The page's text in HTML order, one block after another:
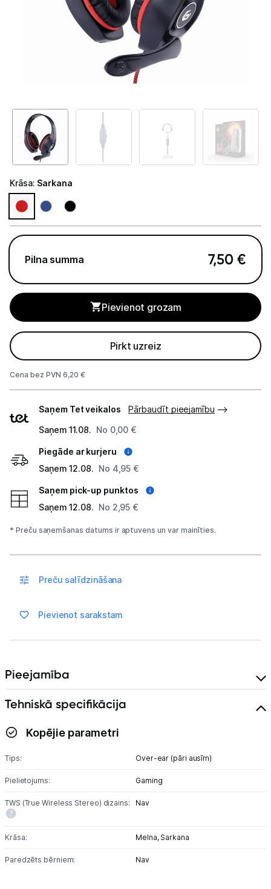
TV iekārtas
Spēļu konsoles
Soundbars
Akustiskās sistēmas
Austiņas
Skaļruņi
Bezvadu skaļruņi
Studijas skaņas aprīkojums
Datortehnika
GAMING pasaule >
Portatīvie datori un piederumi
Audio
Austiņas
Bezvadu skaļruņi
Mikrofoni
Stacionārie datori un piederumi
Projektori un ekrāni
Tīkla iekārtas
Drukas iekārtas
Biroja piederumi
Planšetdatori un aksesuāri
Piederumi
Bezvadu skaļruņi
Krāsa: Sarkana
Pilna summa 7,50 €
Pievienot grozam
Pirkt uzreiz
Cena bez PVN 6,20 €
veidi
Saņem Tet veikalos
Pārbaudīt pieejamību
Saņem 11.08. No 0,00 €
Piegāde ar kurjeru
Saņem 12.08. No 4,95 €
Saņem pick-up punktos
Saņem 12.08. No 2,95 €
* Preču saņemšanas datums ir aptuvens un var mainīties.
Preču salīdzināšana
Pievienot sarakstam
Pieejamība
Tehniskā specifikācija
Kopējie parametri
Tips: Over-ear (pāri ausīm)
Pielietojums: Gaming
TWS (True Wireless Stereo) dizains: Nav
Krāsa: Melna, Sarkana
Paredzēts bērniem: Nav